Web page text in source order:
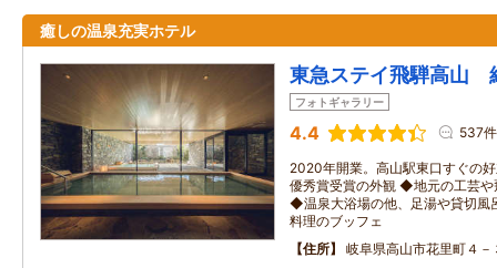
癒しの温泉充実ホテル
東急ステイ飛騨高山
フォトギャラリー
4.4 537件
2020年開業。高山駅東口すぐの
優秀賞受賞の外観 ◆地元の工芸や
◆温泉大浴場の他、足湯や貸切
料理のブッフェ
住所
岐阜県高山市花里町４－